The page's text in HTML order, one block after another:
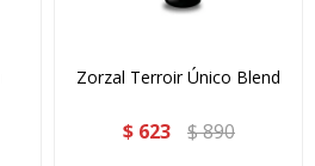
Zorzal Terroir Único Blend
$ 623 $890